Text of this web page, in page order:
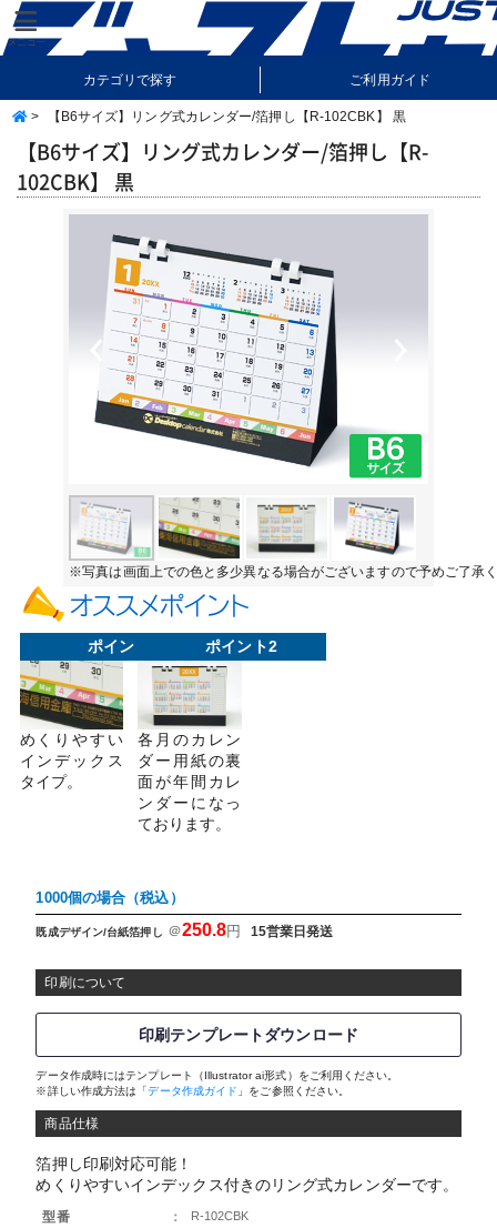
カテゴリで探す ご利用ガイド
納期・送料について よくあるご質問
> 【B6サイズ】リング式カレンダー/箔押し【R-102CBK】 黒
【B6サイズ】リング式カレンダー/箔押し【R-
102CBK】 黒
Previous Next
※写真は画面上での色と多少異なる場合がございますので予めご了承
ポイント1
めくりやすい
インデックス
タイプ。
ポイント2
各月のカレン
ダー用紙の裏
面が年間カレ
ンダーになっ
ております。
1000個の場合（税込）
既成デザイン/台紙箔押し ＠250.8円 15営業日発送
印刷について
印刷テンプレートダウンロード
データ作成時にはテンプレート（Illustrator ai形式）をご利用ください。
※詳しい作成方法は「データ作成ガイド 」をご参照ください。
商品仕様
箔押し印刷対応可能！
めくりやすいインデックス付きのリング式カレンダーです。
型番 ： R-102CBK